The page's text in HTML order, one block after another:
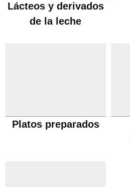
Lácteos y derivados
de la leche
Platos preparados